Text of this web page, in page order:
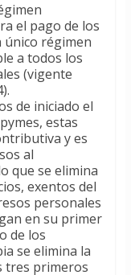
el pago de los
régimen
a todos los
(vigente
de iniciado el
estas
y es
al
que se elimina
exentos del
personales
en su primer
de los
se elimina la
tres primeros